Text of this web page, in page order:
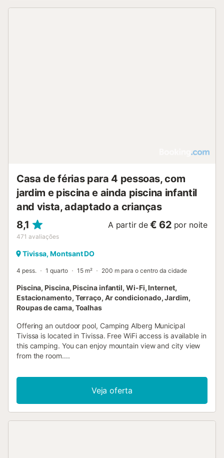
Casa de férias para 4 pessoas, com
jardim e piscina e ainda piscina infantil
and vista, adaptado a crianças
8,1
471 avaliações
A partir de € 62 por noite
Tivissa, Montsant DO
4 pess. 1 quarto 15 m² 200 m para o centro da cidade
Piscina, Piscina, Piscina infantil, Wi-Fi, Internet,
Estacionamento, Terraço, Ar condicionado, Jardim,
Roupas de cama, Toalhas
Offering an outdoor pool, Camping Alberg Municipal
Tivissa is located in Tivissa. Free WiFi access is available in
this camping. You can enjoy mountain view and city view
from the room....
Veja oferta